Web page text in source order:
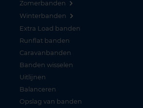
Zomerbanden
Winterbanden
Extra Load banden
Runflat banden
Caravanbanden
Banden wisselen
Uitlijnen
Balanceren
Opslag van banden